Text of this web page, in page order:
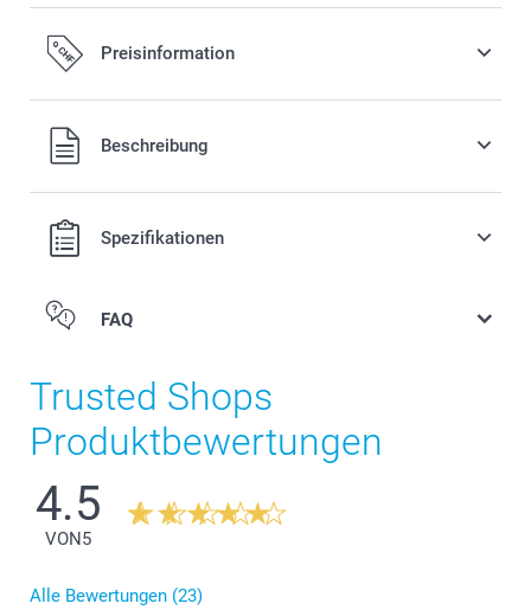
Preisinformation
Alle Preise verstehen sich in Schweizer Franken (CHF) inkl.
MwSt. und zzgl. Versandkosten.
Beschreibung
Spezifikationen
FAQ
Trusted Shops
Produktbewertungen
4.5
VON5
Alle Bewertungen (23)